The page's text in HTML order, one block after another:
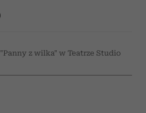
"Panny z wilka" w Teatrze Studio